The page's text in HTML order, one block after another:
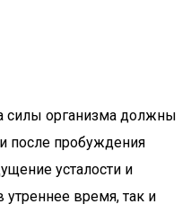
силы организма должны
после пробуждения
усталости и
утреннее время, так и